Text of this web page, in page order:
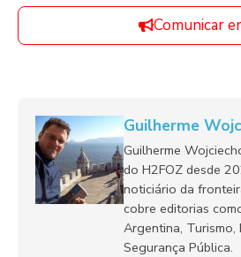
Comunicar
Guilherme
Guilherme
do H2FOZ desde
noticiário da
cobre editorias
Argentina, Turismo,
Segurança Pública.